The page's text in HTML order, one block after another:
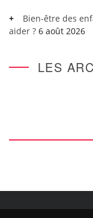
Bien-être des
aider ? 6 août 2026
LES